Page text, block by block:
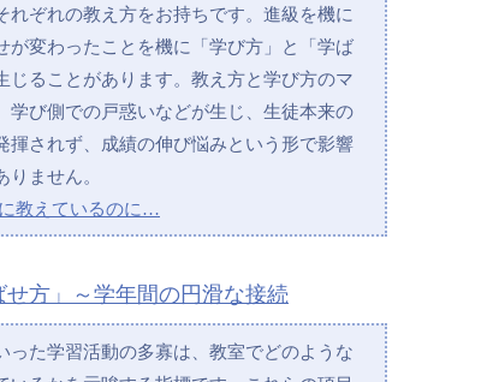
れぞれの教え方をお持ちです。進級を機に
が変わったことを機に「学び方」と「学ば
じることがあります。教え方と学び方のマ
学び側での戸惑いなどが生じ、生徒本来の
揮されず、成績の伸び悩みという形で影響
ません。
教えているのに…
方」～学年間の円滑な接続
った学習活動の多寡は、教室でどのような